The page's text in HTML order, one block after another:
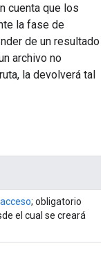
cuenta que los
la fase de
de un resultado
archivo no
la devolverá tal
; obligatorio
el cual se creará